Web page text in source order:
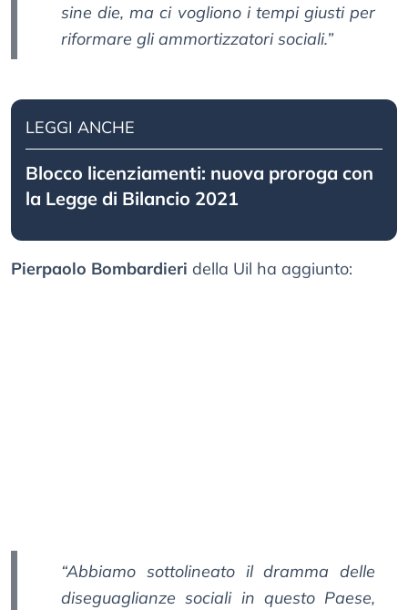
sine die, ma ci vogliono i tempi giusti per
riformare gli ammortizzatori sociali.”
LEGGI ANCHE
Blocco licenziamenti: nuova proroga con
la Legge di Bilancio 2021
Pierpaolo Bombardieri della Uil ha aggiunto:
“Abbiamo sottolineato il dramma delle
diseguaglianze sociali in questo Paese,